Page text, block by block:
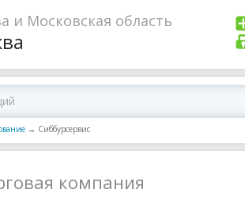
и Московская область
→ Сиббурсервис
компания